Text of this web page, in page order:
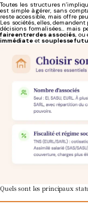
Toutes les structures
est simple à gérer, sans
reste accessible, mais offre
Les sociétés, elles,
décisions formalisées… mais
faire entrer des associés, ou
immédiateet souplesse
Quels sont les principaux